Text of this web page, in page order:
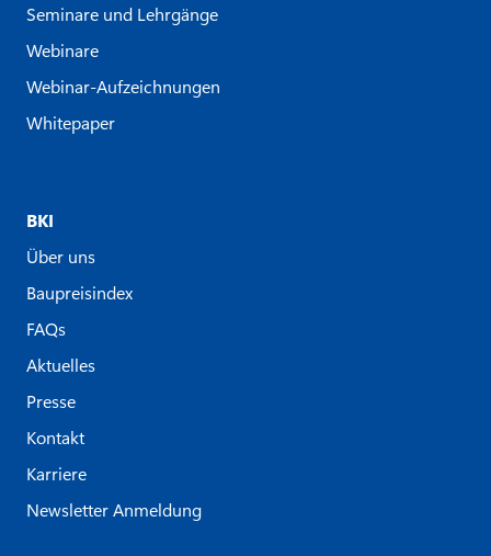
Seminare und Lehrgänge
Webinare
Webinar-Aufzeichnungen
Whitepaper
BKI
Über uns
Baupreisindex
FAQs
Aktuelles
Presse
Kontakt
Karriere
Newsletter Anmeldung